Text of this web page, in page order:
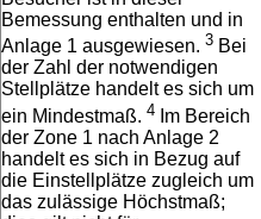
Bemessung enthalten und in
Anlage 1 ausgewiesen. 3 Bei
der Zahl der notwendigen
Stellplätze handelt es sich um
ein Mindestmaß. 4 Im Bereich
der Zone 1 nach Anlage 2
handelt es sich in Bezug auf
die Einstellplätze zugleich um
das zulässige Höchstmaß;